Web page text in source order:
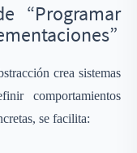
“Programar
crea sistemas
comportamientos
se facilita: